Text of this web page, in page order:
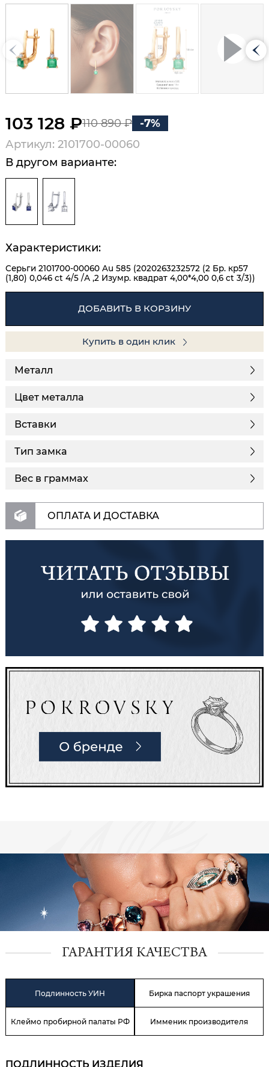
103 128 ₽110 890 ₽
-7%
Артикул: 2101700-00060
В другом варианте:
Характеристики:
Серьги 2101700-00060 Au 585 (2020263232572 (2 Бр. кр57
(1,80) 0,046 ct 4/5 /А ,2 Изумр. квадрат 4,00*4,00 0,6 ct 3/3))
ДОБАВИТЬ В КОРЗИНУ
Купить в один клик
Металл
Цвет металла
Вставки
Тип замка
Вес в граммах
ОПЛАТА И ДОСТАВКА
ГАРАНТИЯ КАЧЕСТВА
Подлинность УИН Бирка паспорт украшения
Клеймо пробирной палаты РФ Имменик производителя
ПОДЛИННОСТЬ ИЗДЕЛИЯ